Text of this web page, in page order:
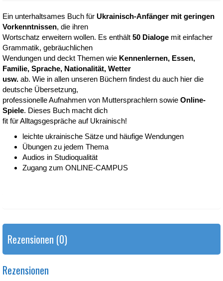
+
Printversionen)
Menge
Ein unterhaltsames Buch für Ukrainisch-Anfänger mit geringen
Vorkenntnissen, die ihren
Wortschatz erweitern wollen. Es enthält 50 Dialoge mit einfacher
Grammatik, gebräuchlichen
Wendungen und deckt Themen wie Kennenlernen, Essen,
Familie, Sprache, Nationalität, Wetter
usw. ab. Wie in allen unseren Büchern findest du auch hier die
deutsche Übersetzung,
professionelle Aufnahmen von Muttersprachlern sowie Online-
Spiele. Dieses Buch macht dich
fit für Alltagsgespräche auf Ukrainisch!
leichte ukrainische Sätze und häufige Wendungen
Übungen zu jedem Thema
Audios in Studioqualität
Zugang zum ONLINE-CAMPUS
Rezensionen (0)
Rezensionen